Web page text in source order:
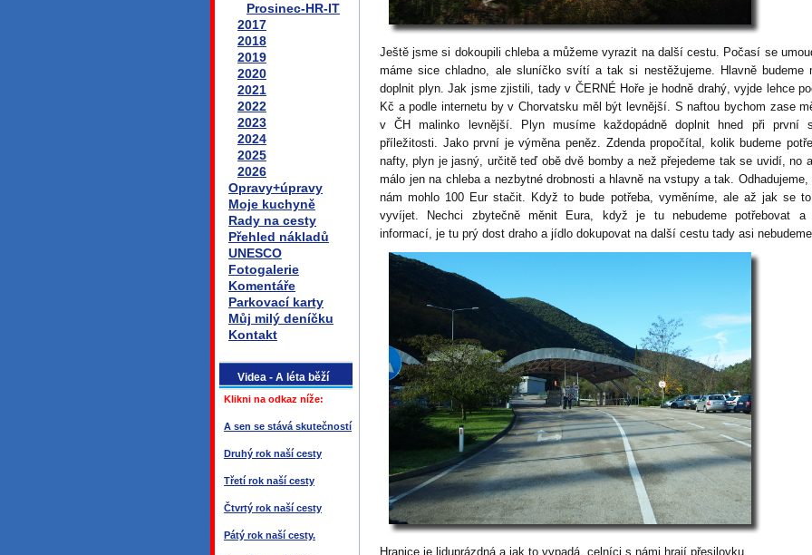
Prosinec-HR-IT
2017
2018
2019
2020
2021
2022
2023
2024
2025
2026
Opravy+úpravy
Moje kuchyně
Rady na cesty
Přehled nákladů
UNESCO
Fotogalerie
Komentáře
Parkovací karty
Můj milý deníčku
Kontakt
Videa - A léta běží
Klikni na odkaz níže:
A sen se stává skutečností
Druhý rok naší cesty
Třetí rok naší cesty
Čtvrtý rok naší cesty
Pátý rok naší cesty.
Ještě jsme si dokoupili chleba a můžeme vyrazit na další cestu. Počasí se
máme sice chladno, ale sluníčko svítí a tak si nestěžujeme. Hlavně budeme
doplnit plyn. Jak jsme zjistili, tady v ČERNÉ Hoře je hodně drahý, vyjde lehce
Kč a podle internetu by v Chorvatsku měl být levnější. S naftou bychom zase
v ČH malinko levnější. Plyn musíme každopádně doplnit hned při první
příležitosti. Jako první je výměna peněz. Zdenda propočítal, kolik budeme
nafty, plyn je jasný, určitě teď obě dvě bomby a než přejedeme tak se uvidí, no
málo jen na chleba a nezbytné drobnosti a hlavně na vstupy a tak.
nám mohlo 100 Eur stačit. Když to bude potřeba, vyměníme, ale až jak se
vyvíjet. Nechci zbytečně měnit Eura, když je tu nebudeme potřebovat a
informací, je tu prý dost draho a jídlo dokupovat na další cestu tady asi
Hranice je liduprázdná a jak to vypadá, celníci s námi hrají přesilovku.